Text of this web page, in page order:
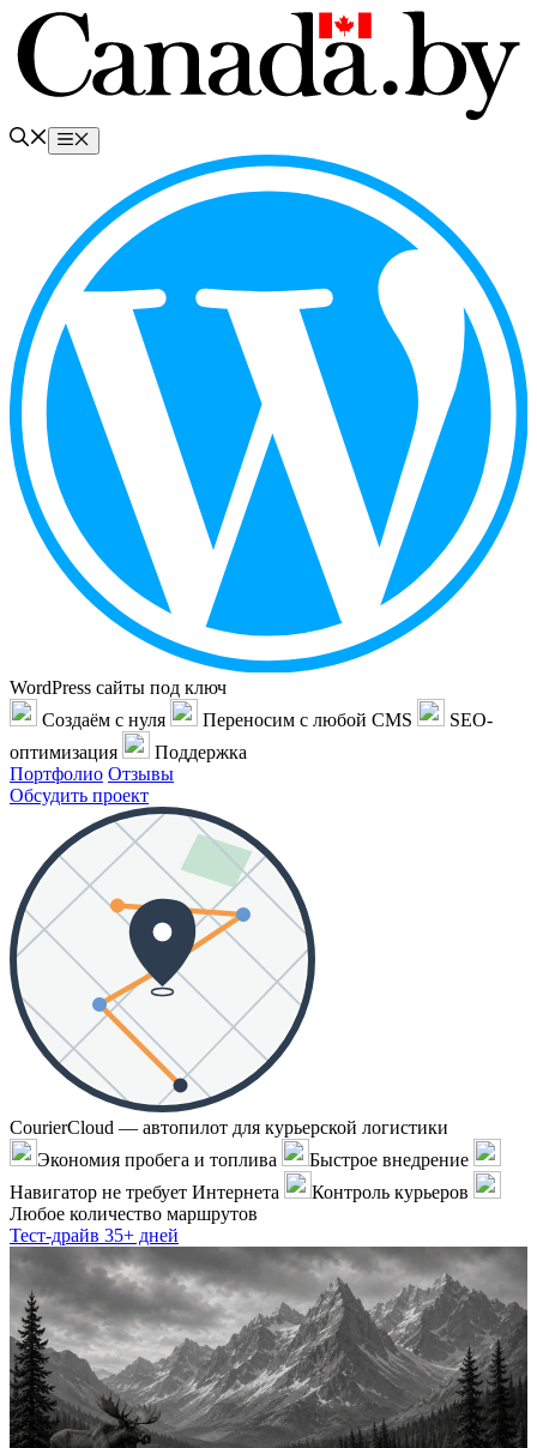
Перейти
содержимому
Меню
WordPress сайты под ключ
Создаём с нуля
Переносим с любой CMS
SEO-
оптимизация
Поддержка
Портфолио Отзывы
Обсудить проект
CourierCloud — автопилот для курьерской логистики
Экономия пробега и топлива
Быстрое внедрение
Навигатор не требует Интернета
Контроль курьеров
Любое количество маршрутов
Тест-драйв 35+ дней